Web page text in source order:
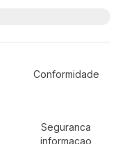
Conformidade
Seguranca
informacao